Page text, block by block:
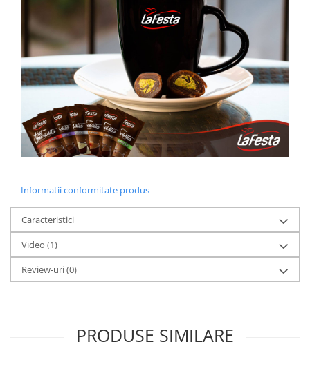
Informatii conformitate produs
Caracteristici
Video (1)
Review-uri(0)
PRODUSE SIMILARE